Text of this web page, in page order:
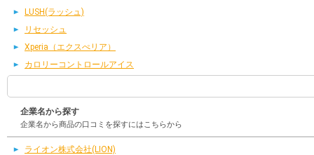
LUSH(ラッシュ)
リセッシュ
Xperia（エクスぺリア）
カロリーコントロールアイス
企業名から探す
企業名から商品の口コミを探すにはこちらから
ライオン株式会社(LION)